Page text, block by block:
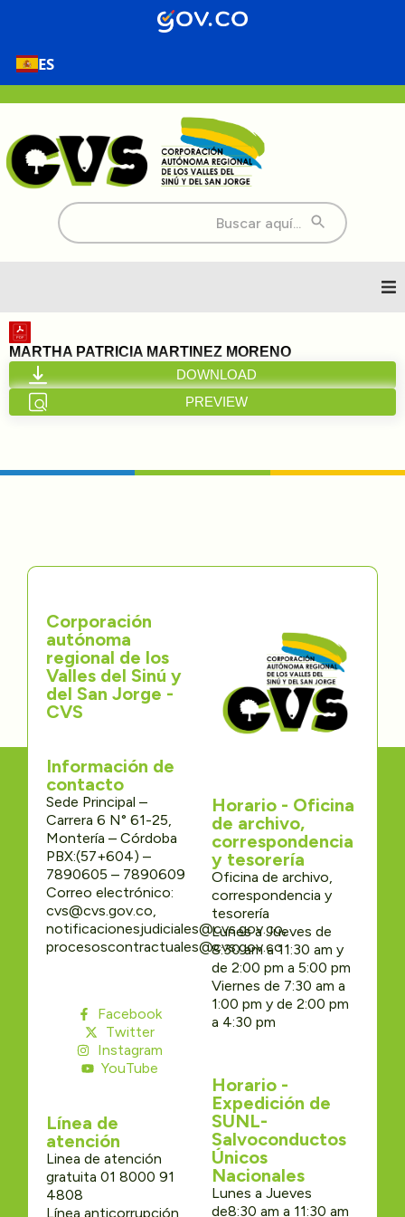
ES
Buscar:
Inicio
Nosotros
Transparencia
Participa
Trámites y Servicios
Contáctenos
MARTHA PATRICIA MARTINEZ MORENO
DOWNLOAD
PREVIEW
Corporación
autónoma
regional de los
Valles del Sinú y
del San Jorge -
CVS
Información de
contacto
Sede Principal –
Carrera 6 N° 61-25,
Montería – Córdoba
PBX:(57+604) –
7890605 – 7890609
Correo electrónico:
cvs@cvs.gov.co,
notificacionesjudiciales@cvs.gov.co,
procesoscontractuales@cvs.gov.co
Facebook
Twitter
Instagram
YouTube
Línea de
atención
Linea de atención
gratuita 01 8000 91
4808
Línea anticorrupción
Horario - Oficina
de archivo,
correspondencia
y tesorería
Oficina de archivo,
correspondencia y
tesorería
Lunes a Jueves de
8:30 am a 11:30 am y
de 2:00 pm a 5:00 pm
Viernes de 7:30 am a
1:00 pm y de 2:00 pm
a 4:30 pm
Horario -
Expedición de
SUNL-
Salvoconductos
Únicos
Nacionales
Lunes a Jueves
de8:30 am a 11:30 am